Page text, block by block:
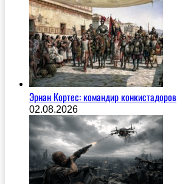
Эрнан Кортес: командир конкистадоров
02.08.2026